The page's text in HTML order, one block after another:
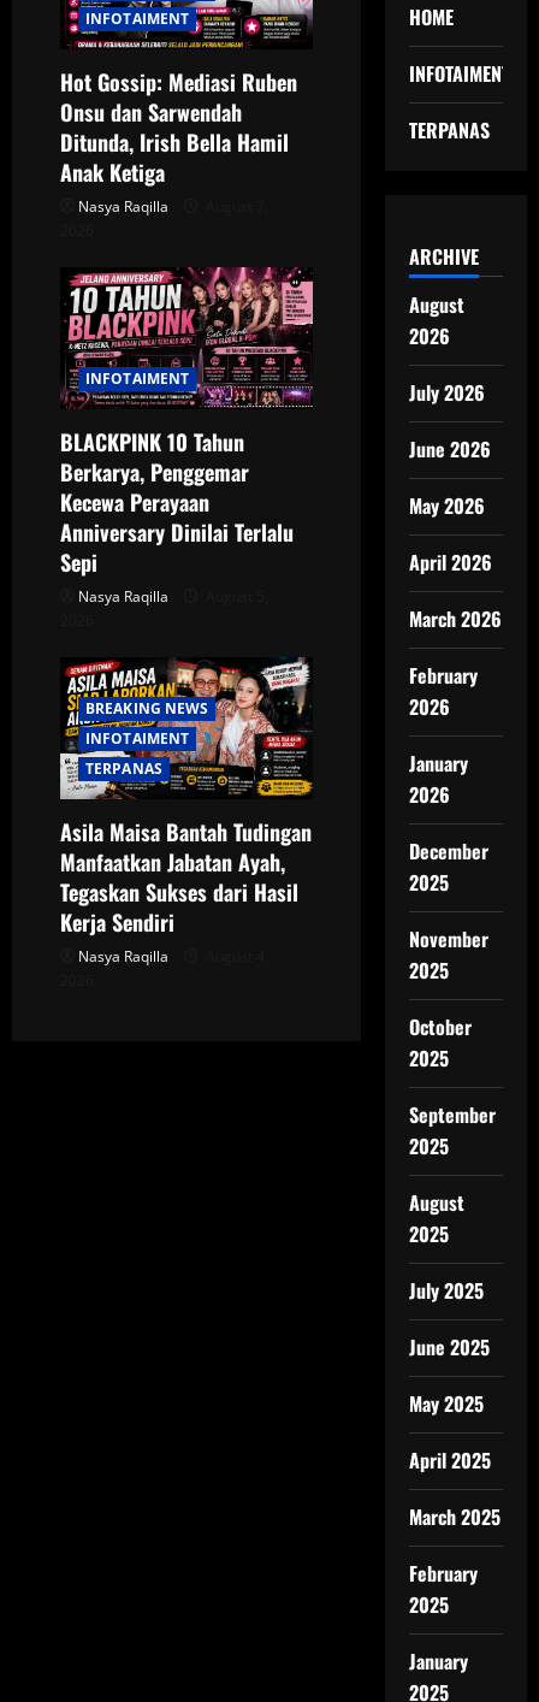
a
t
i
o
INFOTAIMENT
Hot Gossip: Mediasi Ruben
Onsu dan Sarwendah
Ditunda, Irish Bella Hamil
Anak Ketiga
Nasya Raqilla
INFOTAIMENT
BLACKPINK 10 Tahun
Berkarya, Penggemar
Kecewa Perayaan
Anniversary Dinilai Terlalu
Sepi
Nasya Raqilla
BREAKING NEWS
INFOTAIMENT
TERPANAS
Asila Maisa Bantah Tudingan
Manfaatkan Jabatan Ayah,
Tegaskan Sukses dari Hasil
Kerja Sendiri
Nasya Raqilla
HOME
INFOTAIMENT
TERPANAS
ARCHIVE
August
2026
July 2026
June 2026
May 2026
April 2026
March 2026
February
2026
January
2026
December
2025
November
2025
October
2025
September
2025
August
2025
July 2025
June 2025
May 2025
April 2025
March 2025
February
2025
January
2025